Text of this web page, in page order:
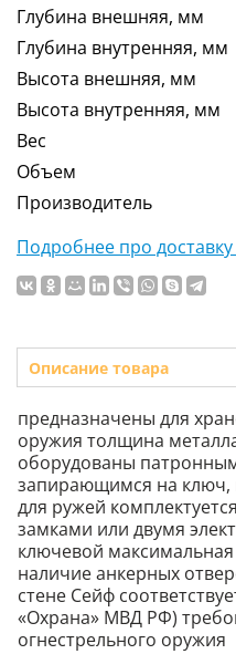
Глубина внешняя, мм
Глубина внутренняя, мм
Высота внешняя, мм
Высота внутренняя, мм
Вес
Объем
Производитель
Подробнее про
Описание товара
предназначены для
оружия толщина
оборудованы
запирающимся на
для ружей
замками или двумя
ключевой
наличие анкерных
стене Cейф
«Охрана» МВД РФ)
огнестрельного оружия